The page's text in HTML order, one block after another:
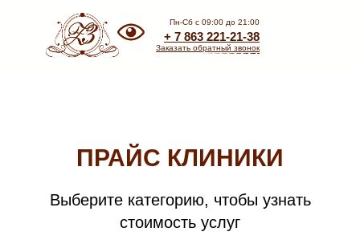
Пн-Сб с 09:00 до 21:00
+ 7 863 221-21-38
Заказать обратный звонок
ПРАЙС КЛИНИКИ
Выберите категорию, чтобы узнать
стоимость услуг